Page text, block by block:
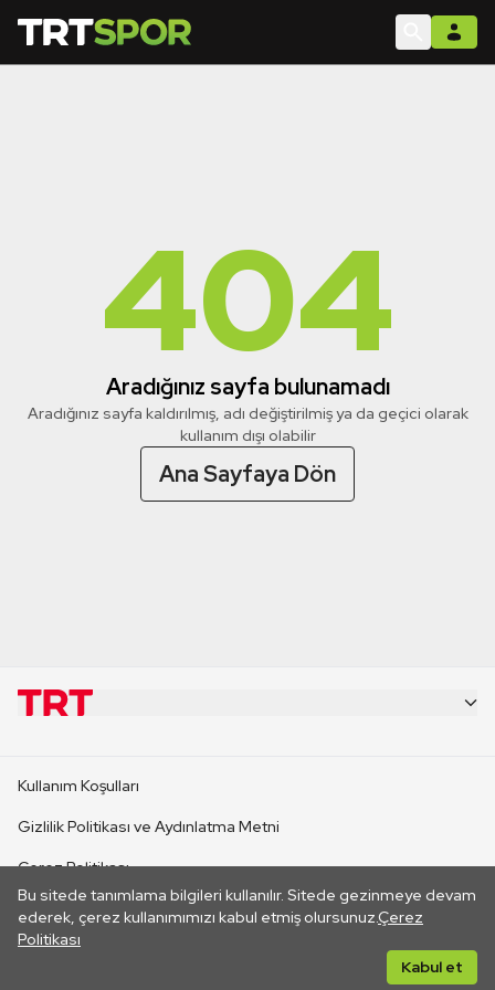
404
Aradığınız sayfa bulunamadı
Aradığınız sayfa kaldırılmış, adı değiştirilmiş ya da geçici olarak
kullanım dışı olabilir
Ana Sayfaya Dön
Bu sitede tanımlama bilgileri kullanılır. Sitede gezinmeye devam
ederek, çerez kullanımımızı kabul etmiş olursunuz.Çerez
Politikası
Kabul et
CANLI YAYINLAR
Kullanım Koşulları
Gizlilik Politikası ve Aydınlatma Metni
Çerez Politikası
İletişim
Her hakkı saklıdır. ©2026 TRT. Bağlantı yoluyla gidilen dış